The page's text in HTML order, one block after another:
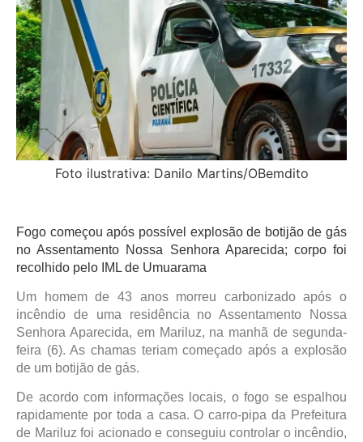
Foto ilustrativa: Danilo Martins/OBemdito
Fogo começou após possível explosão de botijão de gás
no Assentamento Nossa Senhora Aparecida; corpo foi
recolhido pelo IML de Umuarama
Um homem de 43 anos morreu carbonizado após o
incêndio de uma residência no Assentamento Nossa
Senhora Aparecida, em Mariluz, na manhã de segunda-
feira (6). As chamas teriam começado após a explosão
de um botijão de gás.
De acordo com informações locais, o fogo se espalhou
rapidamente por toda a casa. O carro-pipa da Prefeitura
de Mariluz foi acionado e conseguiu controlar o incêndio,